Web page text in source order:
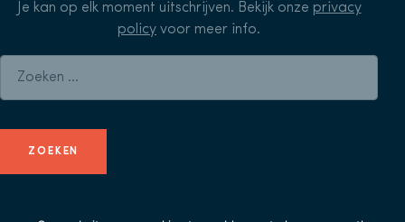
Je kan op elk moment uitschrijven. Bekijk onze privacy
policy voor meer info.